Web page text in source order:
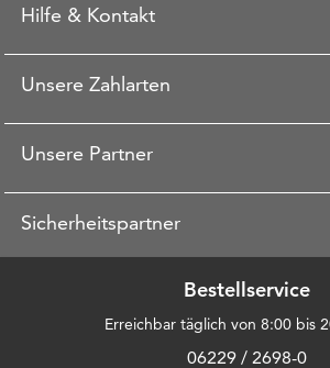
Hilfe & Kontakt
Unsere Zahlarten
Unsere Partner
Sicherheitspartner
Bestellservice
Erreichbar täglich von 8:00 bis
06229 / 2698-0